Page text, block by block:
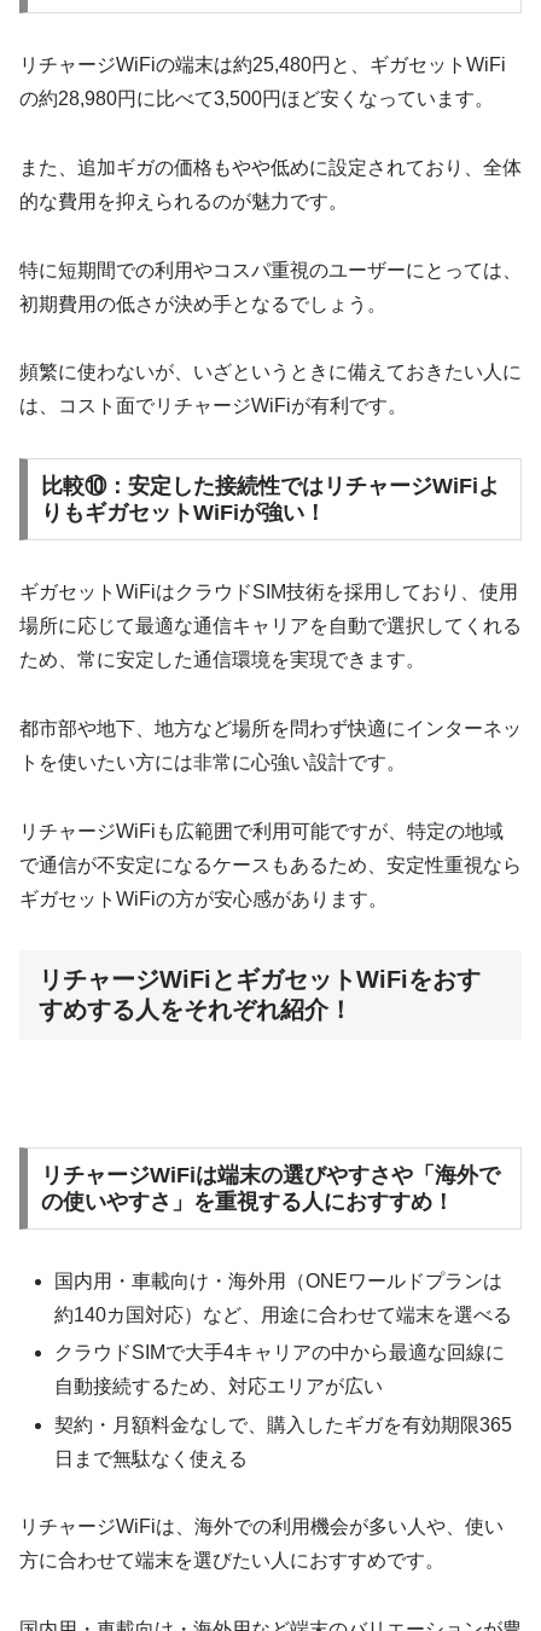
リチャージWiFiの端末は約25,480円と、ギガセットWiFi
の約28,980円に比べて3,500円ほど安くなっています。
また、追加ギガの価格もやや低めに設定されており、全体
的な費用を抑えられるのが魅力です。
特に短期間での利用やコスパ重視のユーザーにとっては、
初期費用の低さが決め手となるでしょう。
頻繁に使わないが、いざというときに備えておきたい人に
は、コスト面でリチャージWiFiが有利です。
比較⑩：安定した接続性ではリチャージWiFiよ
りもギガセットWiFiが強い！
ギガセットWiFiはクラウドSIM技術を採用しており、使用
場所に応じて最適な通信キャリアを自動で選択してくれる
ため、常に安定した通信環境を実現できます。
都市部や地下、地方など場所を問わず快適にインターネッ
トを使いたい方には非常に心強い設計です。
リチャージWiFiも広範囲で利用可能ですが、特定の地域
で通信が不安定になるケースもあるため、安定性重視なら
ギガセットWiFiの方が安心感があります。
リチャージWiFiとギガセットWiFiをおす
すめする人をそれぞれ紹介！
リチャージWiFiは端末の選びやすさや「海外で
の使いやすさ」を重視する人におすすめ！
国内用・車載向け・海外用（ONEワールドプランは
約140カ国対応）など、用途に合わせて端末を選べる
クラウドSIMで大手4キャリアの中から最適な回線に
自動接続するため、対応エリアが広い
契約・月額料金なしで、購入したギガを有効期限365
日まで無駄なく使える
リチャージWiFiは、海外での利用機会が多い人や、使い
方に合わせて端末を選びたい人におすすめです。